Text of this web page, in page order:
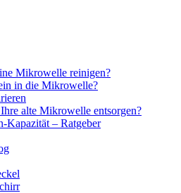
Mikrowelle reinigen?
in die Mikrowelle?
alte Mikrowelle entsorgen?
Kapazität – Ratgeber